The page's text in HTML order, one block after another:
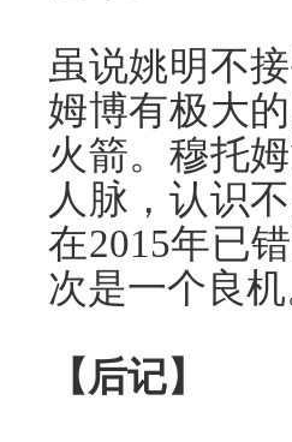
虽说姚明不
姆博有极大
火箭。穆托
人脉，认识
在2015年已
次是一个良机
【后记】